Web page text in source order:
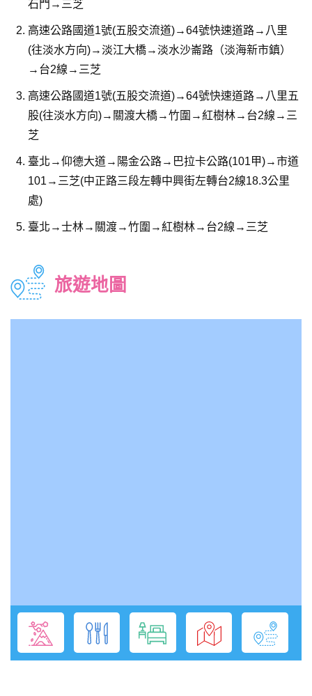
石門→三芝
高速公路國道1號(五股交流道)→64號快速道路→八里
(往淡水方向)→淡江大橋→淡水沙崙路（淡海新市鎮）
→台2線→三芝
高速公路國道1號(五股交流道)→64號快速道路→八里五
股(往淡水方向)→關渡大橋→竹圍→紅樹林→台2線→三
芝
臺北→仰德大道→陽金公路→巴拉卡公路(101甲)→市道
101→三芝(中正路三段左轉中興街左轉台2線18.3公里
處)
臺北→士林→關渡→竹圍→紅樹林→台2線→三芝
旅遊地圖